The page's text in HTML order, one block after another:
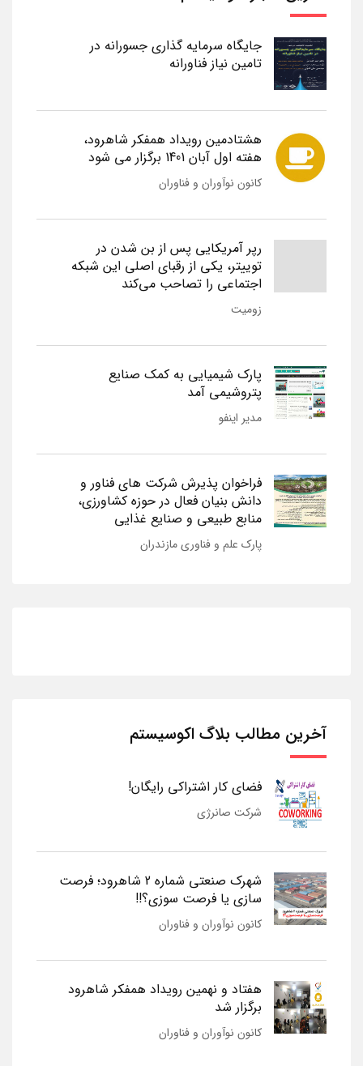
جایگاه سرمایه گذاری جسورانه در
تامین نیاز فناورانه
هشتادمین رویداد همفکر شاهرود،
هفته اول آبان 1401 برگزار می شود
کانون نوآوران و فناوران
رپر آمریکایی پس از بن شدن در
توییتر، یکی از رقبای اصلی این شبکه
اجتماعی را تصاحب می‌کند
زومیت
پارک شیمیایی به کمک صنایع
پتروشیمی آمد
مدیر اینفو
فراخوان پذیرش شرکت های فناور و
دانش بنیان فعال در حوزه کشاورزی،
منابع طبیعی و صنایع غذایی
پارک علم و فناوری مازندران
آخرین مطالب بلاگ اکوسیستم
فضای کار اشتراکی رایگان!
شرکت صانرژی
شهرک صنعتی شماره 2 شاهرود؛ فرصت
سازی یا فرصت سوزی؟!!
کانون نوآوران و فناوران
هفتاد و نهمین رویداد همفکر شاهرود
برگزار شد
کانون نوآوران و فناوران